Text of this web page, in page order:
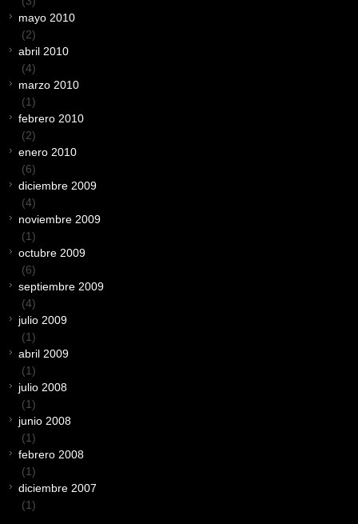
mayo 2010
(2)
abril 2010
(4)
marzo 2010
(1)
febrero 2010
(2)
enero 2010
(6)
diciembre 2009
(4)
noviembre 2009
(1)
octubre 2009
(6)
septiembre 2009
(4)
julio 2009
(1)
abril 2009
(1)
julio 2008
(1)
junio 2008
(1)
febrero 2008
(1)
diciembre 2007
(1)